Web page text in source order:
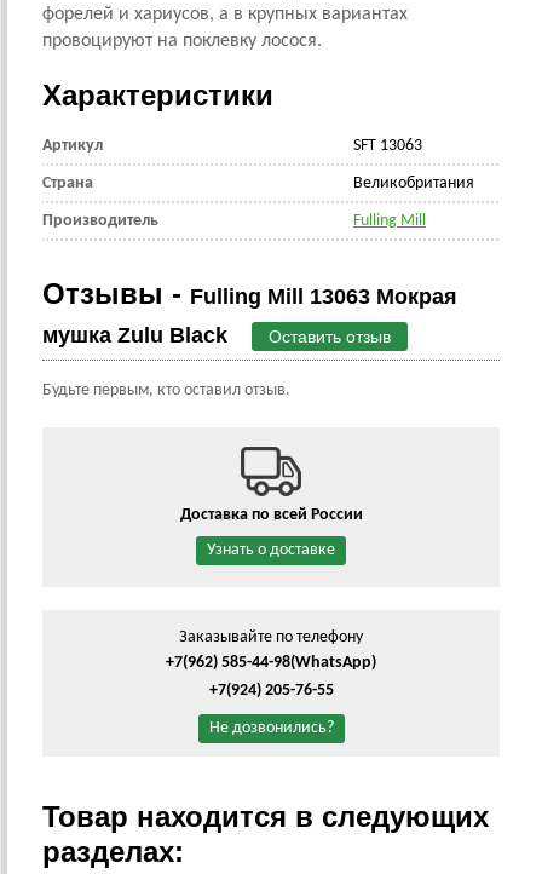
форелей и хариусов, а в крупных вариантах
провоцируют на поклевку лосося.
Характеристики
Артикул SFT 13063
Страна Великобритания
Производитель Fulling Mill
Отзывы - Fulling Mill 13063 Мокрая
мушка Zulu Black
Оставить отзыв
Будьте первым, кто оставил отзыв.
Доставка по всей России
Узнать о доставке
Заказывайте по телефону
+7(962) 585-44-98(WhatsApp)
+7(924) 205-76-55
Не дозвонились?
Товар находится в следующих
разделах: